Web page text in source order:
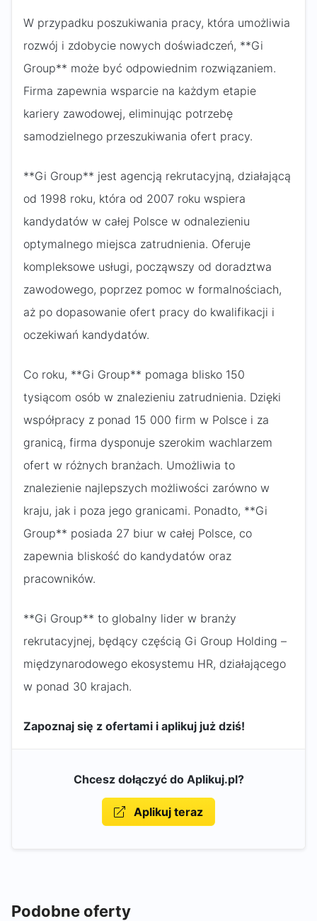
W przypadku poszukiwania pracy, która umożliwia
rozwój i zdobycie nowych doświadczeń, **Gi
Group** może być odpowiednim rozwiązaniem.
Firma zapewnia wsparcie na każdym etapie
kariery zawodowej, eliminując potrzebę
samodzielnego przeszukiwania ofert pracy.
**Gi Group** jest agencją rekrutacyjną, działającą
od 1998 roku, która od 2007 roku wspiera
kandydatów w całej Polsce w odnalezieniu
optymalnego miejsca zatrudnienia. Oferuje
kompleksowe usługi, począwszy od doradztwa
zawodowego, poprzez pomoc w formalnościach,
aż po dopasowanie ofert pracy do kwalifikacji i
oczekiwań kandydatów.
Co roku, **Gi Group** pomaga blisko 150
tysiącom osób w znalezieniu zatrudnienia. Dzięki
współpracy z ponad 15 000 firm w Polsce i za
granicą, firma dysponuje szerokim wachlarzem
ofert w różnych branżach. Umożliwia to
znalezienie najlepszych możliwości zarówno w
kraju, jak i poza jego granicami. Ponadto, **Gi
Group** posiada 27 biur w całej Polsce, co
zapewnia bliskość do kandydatów oraz
pracowników.
**Gi Group** to globalny lider w branży
rekrutacyjnej, będący częścią Gi Group Holding –
międzynarodowego ekosystemu HR, działającego
w ponad 30 krajach.
Zapoznaj się z ofertami i aplikuj już dziś!
Chcesz dołączyć do Aplikuj.pl?
Aplikuj teraz
Podobne oferty